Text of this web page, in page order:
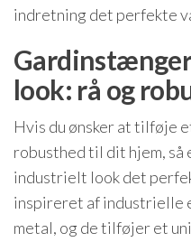
indretning det perfekte
look: rå og
Hvis du ønsker at tilføje
robusthed til dit hjem,
industrielt look det
inspireret af industrielle
metal, og de tilføjer et